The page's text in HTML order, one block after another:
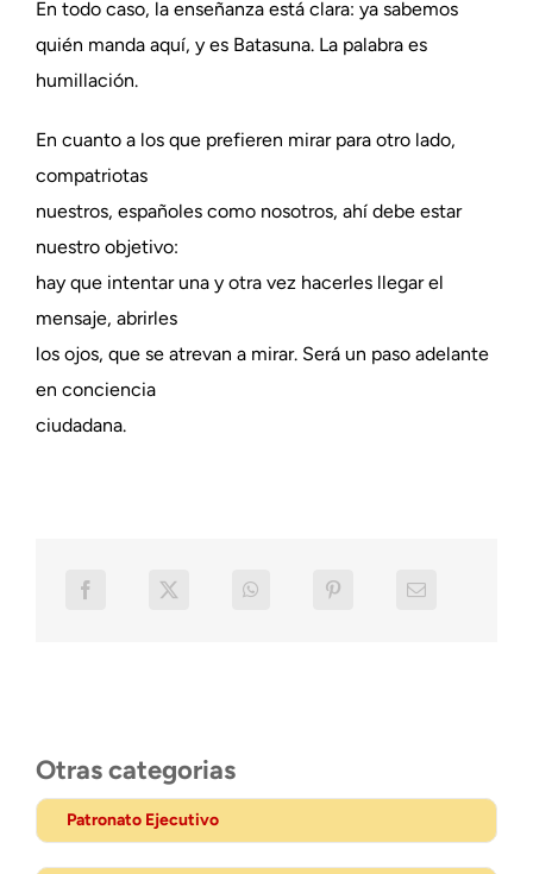
En todo caso, la enseñanza está clara: ya sabemos
quién manda aquí, y es Batasuna. La palabra es
humillación.
En cuanto a los que prefieren mirar para otro lado,
compatriotas
nuestros, españoles como nosotros, ahí debe estar
nuestro objetivo:
hay que intentar una y otra vez hacerles llegar el
mensaje, abrirles
los ojos, que se atrevan a mirar. Será un paso adelante
en conciencia
ciudadana.
Otras categorias
Patronato Ejecutivo